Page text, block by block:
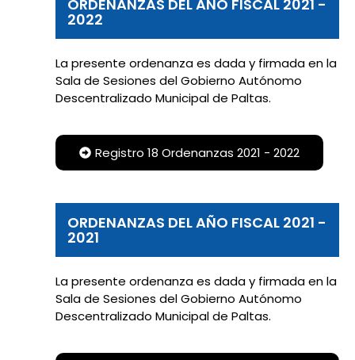
ORDENANZAS DEL AÑO FISCAL 2021 -
2022
La presente ordenanza es dada y firmada en la
Sala de Sesiones del Gobierno Autónomo
Descentralizado Municipal de Paltas.
Registro 18 Ordenanzas 2021 - 2022
ORDENANZAS DEL AÑO FISCAL 2021 -
2021
La presente ordenanza es dada y firmada en la
Sala de Sesiones del Gobierno Autónomo
Descentralizado Municipal de Paltas.